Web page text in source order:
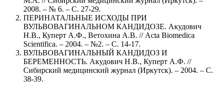
2008. – № 6. – С. 27-29.
ПЕРИНАТАЛЬНЫЕ ИСХОДЫ ПРИ
ВУЛЬВОВАГИНАЛЬНОМ КАНДИДОЗЕ. Акудович
Н.В., Куперт А.Ф., Ветохина А.В. // Acta Biomedica
Scientifica. – 2004. – №2. – С. 14-17.
ВУЛЬВОВАГИНАЛЬНЫЙ КАНДИДОЗ И
БЕРЕМЕННОСТЬ. Акудович Н.В., Куперт А.Ф. //
Сибирский медицинский журнал (Иркутск). – 2004. – С.
38-39.